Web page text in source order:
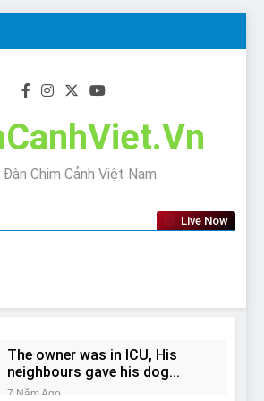
Đàn Chim Cảnh Việt Nam
Live Now
The owner was in ICU, His
neighbours gave his dog
away!
7 Năm Ago